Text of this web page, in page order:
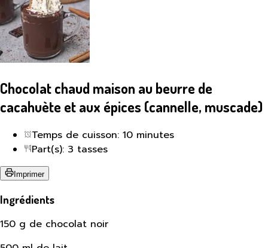
Chocolat chaud maison au beurre de
cacahuète et aux épices (cannelle, muscade)
Temps de cuisson: 10 minutes
Part(s): 3 tasses
Imprimer
Ingrédients
150 g de chocolat noir